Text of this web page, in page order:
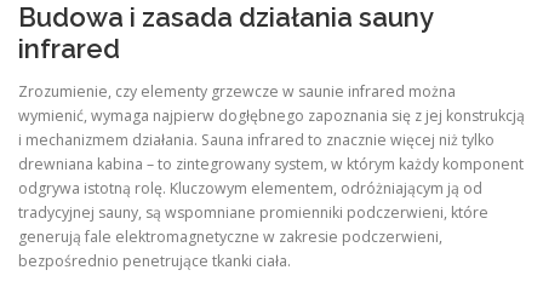
Budowa i zasada działania sauny
infrared
Zrozumienie, czy elementy grzewcze w saunie infrared można
wymienić, wymaga najpierw dogłębnego zapoznania się z jej konstrukcją
i mechanizmem działania. Sauna infrared to znacznie więcej niż tylko
drewniana kabina – to zintegrowany system, w którym każdy komponent
odgrywa istotną rolę. Kluczowym elementem, odróżniającym ją od
tradycyjnej sauny, są wspomniane promienniki podczerwieni, które
generują fale elektromagnetyczne w zakresie podczerwieni,
bezpośrednio penetrujące tkanki ciała.